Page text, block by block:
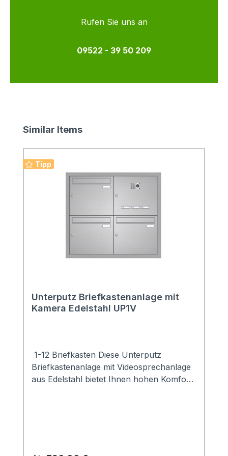
Rufen Sie uns an
09522 - 39 50 209
Produktgalerie überspringen
Similar Items
Tipp
Unterputz Briefkastenanlage mit
Kamera Edelstahl UP1V
1-12 Briefkästen Diese Unterputz
Briefkastenanlage mit Videosprechanlage
aus Edelstahl bietet Ihnen hohen Komfort
Wählen Sie die Variante "ohne